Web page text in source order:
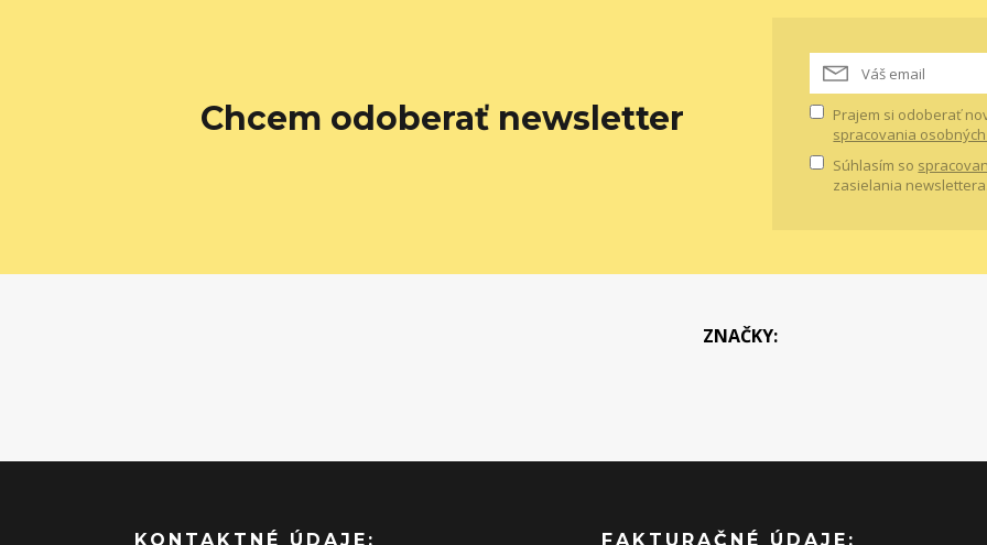
Chcem odoberať newsletter
Prajem si odoberať
spracovania
Súhlasím so
zasielania
ZNAČKY:
KONTAKTNÉ ÚDAJE: FAKTURAČNÉ ÚDAJE: